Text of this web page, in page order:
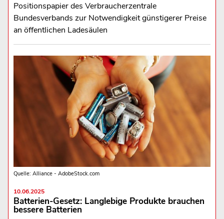
Positionspapier des Verbraucherzentrale
Bundesverbands zur Notwendigkeit günstigerer Preise
an öffentlichen Ladesäulen
Quelle: Alliance - AdobeStock.com
10.06.2025
Batterien-Gesetz: Langlebige Produkte brauchen
bessere Batterien